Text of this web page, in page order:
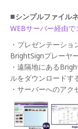
■シンプルファイル
WEBサーバー経由
・プレゼンテーシ
BrightSignプレーヤ
・遠隔地にある
ルをダウンロードす
・サーバーへのア